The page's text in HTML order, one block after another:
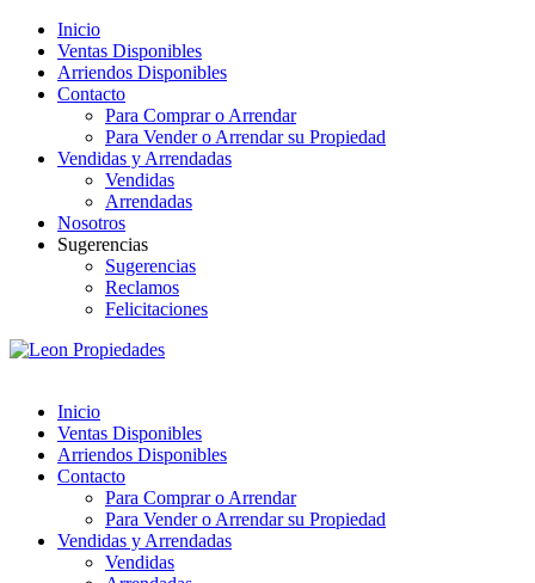
Inicio
Ventas Disponibles
Arriendos Disponibles
Contacto
Para Comprar o Arrendar
Para Vender o Arrendar su Propiedad
Vendidas y Arrendadas
Vendidas
Arrendadas
Nosotros
Sugerencias
Sugerencias
Reclamos
Felicitaciones
Inicio
Ventas Disponibles
Arriendos Disponibles
Contacto
Para Comprar o Arrendar
Para Vender o Arrendar su Propiedad
Vendidas y Arrendadas
Vendidas